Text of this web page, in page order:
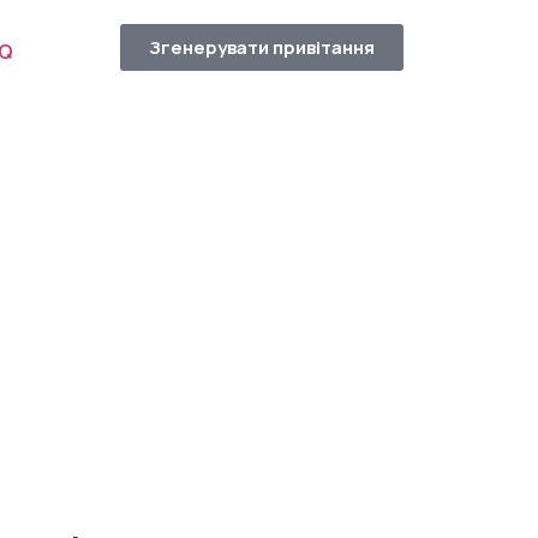
Згенерувати привітання